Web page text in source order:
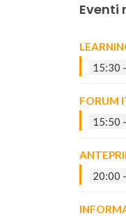
Eventi
15:30
FORUM
15:50
20:00